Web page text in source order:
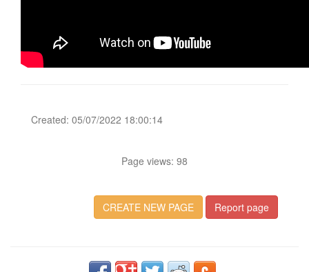
Created: 05/07/2022 18:00:14
Page views: 98
CREATE NEW PAGE Report page